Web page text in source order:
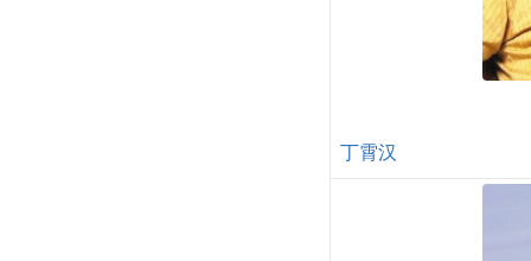
丁霄汉